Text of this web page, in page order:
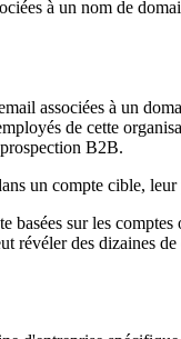
à un nom de
associées à un
de cette
B2B.
un compte cible,
sur les
révéler des dizaines